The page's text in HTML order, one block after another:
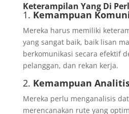
Keterampilan Yang Di
1. Kemampuan
Mereka harus memiliki
yang sangat baik, baik lisan
berkomunikasi secara efektif
pelanggan, dan rekan kerja.
2. Kemampuan
Mereka perlu menganalisis
merencanakan rute yang